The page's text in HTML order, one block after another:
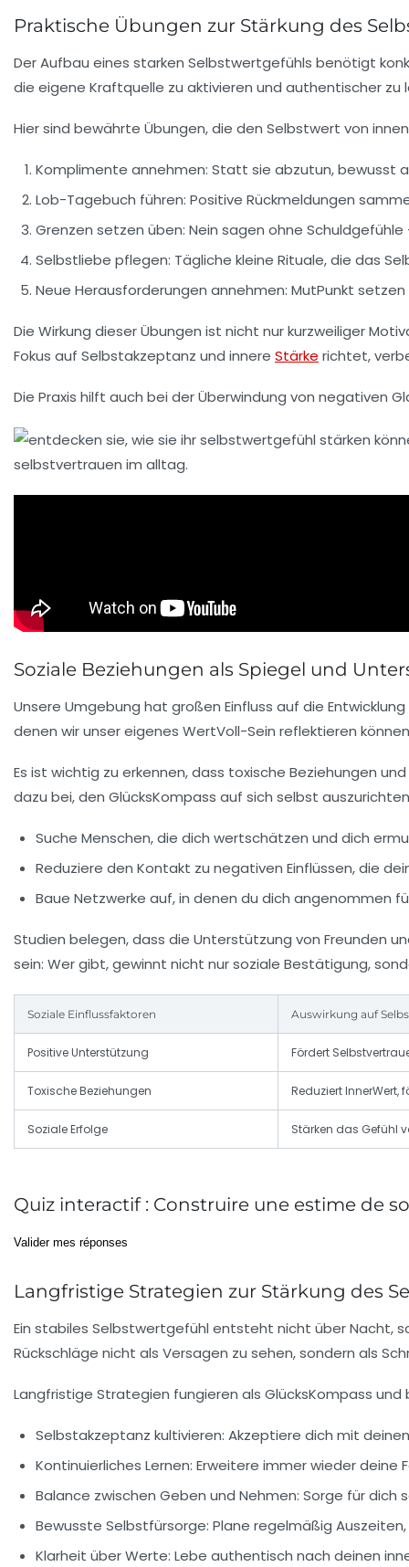
Praktische Übungen zur Stärkung des
Der Aufbau eines starken Selbstwertgefühls benötigt
die eigene Kraftquelle zu aktivieren und authentischer zu
Hier sind bewährte Übungen, die den Selbstwert von
Komplimente annehmen: Statt sie abzutun, bewusst
Lob-Tagebuch führen: Positive Rückmeldungen
Grenzen setzen üben: Nein sagen ohne
Selbstliebe pflegen: Tägliche kleine Rituale, die das
Neue Herausforderungen annehmen: MutPunkt
Die Wirkung dieser Übungen ist nicht nur kurzweiliger
Fokus auf Selbstakzeptanz und innere Stärke richtet,
Die Praxis hilft auch bei der Überwindung von negativen
Soziale Beziehungen als Spiegel und
Unsere Umgebung hat großen Einfluss auf die
denen wir unser eigenes WertVoll-Sein reflektieren
Es ist wichtig zu erkennen, dass toxische Beziehungen
dazu bei, den GlücksKompass auf sich selbst
Suche Menschen, die dich wertschätzen und dich
Reduziere den Kontakt zu negativen Einflüssen, die
Baue Netzwerke auf, in denen du dich angenommen
Studien belegen, dass die Unterstützung von Freunden
sein: Wer gibt, gewinnt nicht nur soziale Bestätigung,
Soziale Einflussfaktoren Auswirkung auf
Positive Unterstützung Fördert
Toxische Beziehungen Reduziert InnerWert,
Soziale Erfolge Stärken das Gefühl
Quiz interactif : Construire une estime de
Valider mes réponses
Langfristige Strategien zur Stärkung des
Ein stabiles Selbstwertgefühl entsteht nicht über Nacht,
Rückschläge nicht als Versagen zu sehen, sondern als
Langfristige Strategien fungieren als GlücksKompass
Selbstakzeptanz kultivieren: Akzeptiere dich mit
Kontinuierliches Lernen: Erweitere immer wieder deine
Balance zwischen Geben und Nehmen: Sorge für dich
Bewusste Selbstfürsorge: Plane regelmäßig
Klarheit über Werte: Lebe authentisch nach deinen